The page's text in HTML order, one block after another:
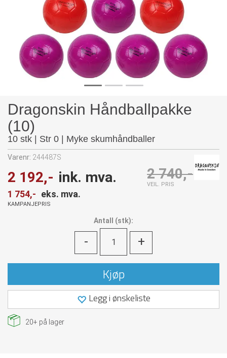
Dragonskin Håndballpakke
(10)
10 stk | Str 0 | Myke skumhåndballer
Varenr: 244487S
2 192,- ink. mva.
1 754,- eks. mva.
KAMPANJEPRIS
2 740,-
VEIL. PRIS
Antall (stk):
- +
Kjøp
Legg i ønskeliste
20+ på lager